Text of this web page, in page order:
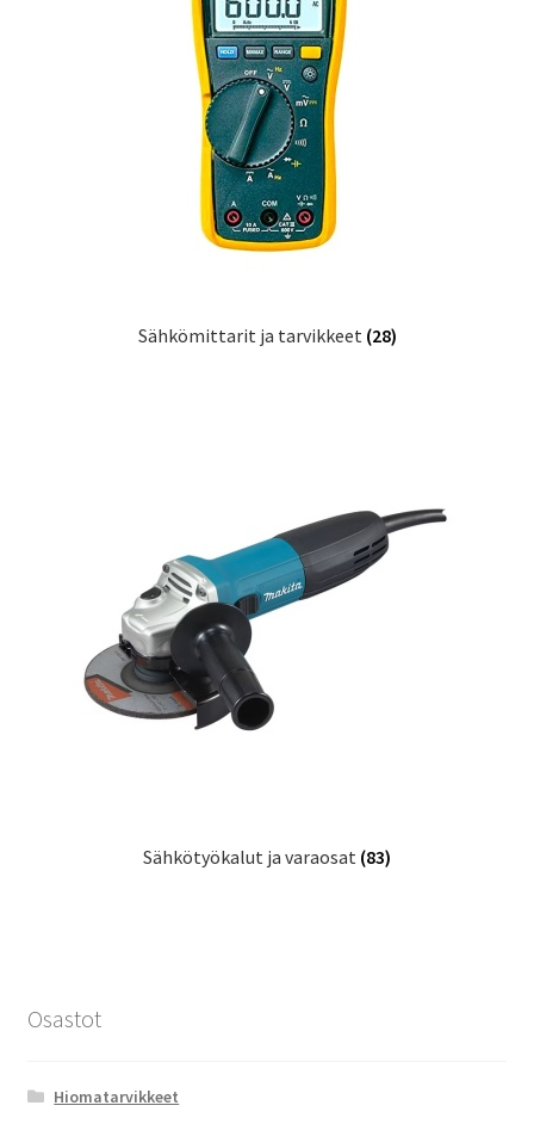
Sähkömittarit ja tarvikkeet (28)
Sähkötyökalut ja varaosat (83)
Osastot
Hiomatarvikkeet